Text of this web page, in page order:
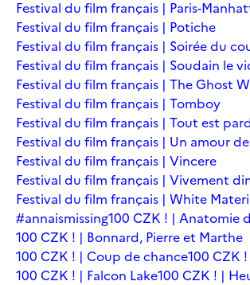
Festival du film français | Paris-
Festival du film français | Potiche
Festival du film français | Soirée du
Festival du film français | Soudain le
Festival du film français | The Ghost
Festival du film français | Tomboy
Festival du film français | Tout est
Festival du film français | Un amour
Festival du film français | Vincere
Festival du film français | Vivement
Festival du film français | White
#annaismissing100 CZK ! | Anatomie
100 CZK ! | Bonnard, Pierre et Marthe
100 CZK ! | Coup de chance100 CZK
100 CZK ! | Falcon Lake100 CZK ! |